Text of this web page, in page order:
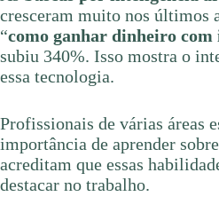
cresceram muito nos últimos
“como ganhar dinheiro
subiu 340%. Isso mostra o
essa tecnologia.
Profissionais de várias áreas
importância de aprender
acreditam que essas
destacar no trabalho.